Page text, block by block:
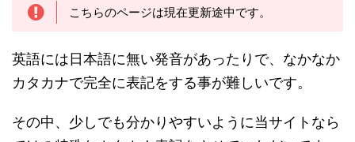
こちらのページは現在更新途中です。
英語には日本語に無い発音があったりで、なかなか
カタカナで完全に表記をする事が難しいです。
その中、少しでも分かりやすいように当サイトなら